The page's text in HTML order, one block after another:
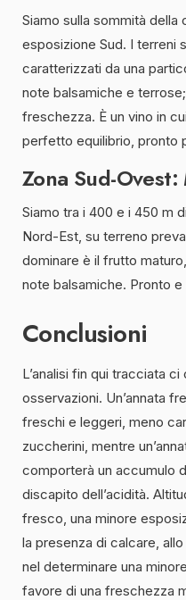
Siamo sulla sommità della
esposizione Sud. I terreni
caratterizzati da una
note balsamiche e
freschezza. È un vino in
perfetto equilibrio, pronto
Zona Sud-
Siamo tra i 400 e i 450 m
Nord-Est, su terreno
dominare è il frutto
note balsamiche. Pronto
Conclusioni
L’analisi fin qui tracciata
osservazioni. Un’annata
freschi e leggeri, meno
zuccherini, mentre
comporterà un accumulo
discapito dell’acidità.
fresco, una minore
la presenza di calcare,
nel determinare una
favore di una freschezza